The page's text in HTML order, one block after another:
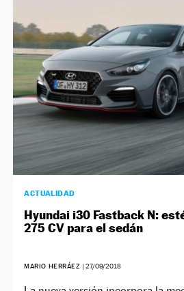
ACTUALIDAD
Hyundai i30 Fastback N:
275 CV para el sedán
MARIO HERRÁEZ | 27/09/2018